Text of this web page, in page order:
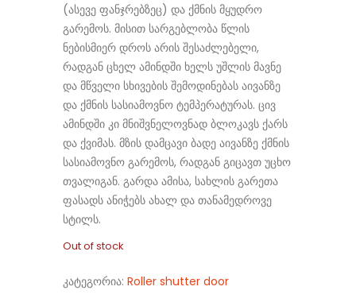
(ასევე ფანჯრებზეც) და ქმნის მყუდრო
გარემოს. მისით სარგებლობა წლის
ნებისმიერ დროს არის შესაძლებელი,
რადგან ცხელ ამინდში ხელს უშლის მავნე
და მწველი სხივების შემოდინებას აივანზე
და ქმნის სასიამოვნო ტემპერატურას. ცივ
ამინდში კი მნიშვნელოვნად ბლოკავს ქარს
და ქვიმას. მზის დამცავი ბადე აივანზე ქმნის
სასიამოვნო გარემოს, რადგან გიცავთ უცხო
თვალიგან. გარდა ამისა, სახლის გარეთა
ფასადს ანიჭებს ახალ და თანამედროვე
სტილს.
Out of stock
კატეგორია: Roller shutter door